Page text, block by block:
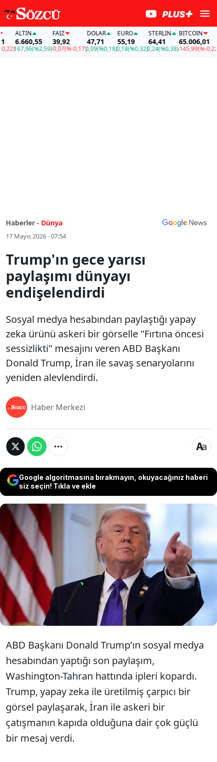
ALTIN
6.660,55
167,96(%2,59)
FAİZ
39,92
-0,07(%-0,17)
DOLAR
47,71
0,09(%0,18)
EURO
55,19
0,18(%0,32)
STERLIN
64,41
0,24(%0,38)
BITCOIN
65.006,01
-145,99(%-0,22)
Haberler - Dünya
17 Mayıs 2026 - 07:54
Trump'ın gece yarısı
paylaşımı dünyayı
endişelendirdi
Sosyal medya hesabından paylaştığı yapay
zeka ürünü askeri bir görselle "Fırtına öncesi
sessizlikti" mesajını veren ABD Başkanı
Donald Trump, İran ile savaş senaryolarını
yeniden alevlendirdi.
Haber Merkezi
Google algoritmasına bırakmayın, okuyacağınız haberi
siz seçin! Tıkla ve ekle
Sosyal medya hesabından paylaştığı yapay
zeka ürünü askeri bir görselle "Fırtına öncesi
sessizlikti" mesajını veren ABD Başkanı
Donald Trump, İran ile savaş senaryolarını
yeniden alevlendirdi.
ABD Başkanı Donald Trump’ın sosyal medya
hesabından yaptığı son paylaşım,
Washington-Tahran hattında ipleri kopardı.
Trump, yapay zeka ile üretilmiş çarpıcı bir
görsel paylaşarak, İran ile askeri bir
çatışmanın kapıda olduğuna dair çok güçlü
bir mesaj verdi.